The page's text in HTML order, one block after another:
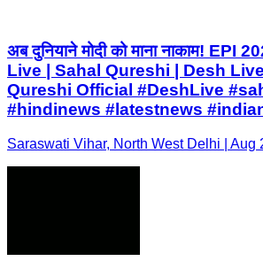
अब दुनियाने मोदी को माना नाकाम!
Live | Sahal Qureshi | Desh
Qureshi Official #DeshLive
#hindinews #latestnews
Saraswati Vihar, North West Delhi | Aug